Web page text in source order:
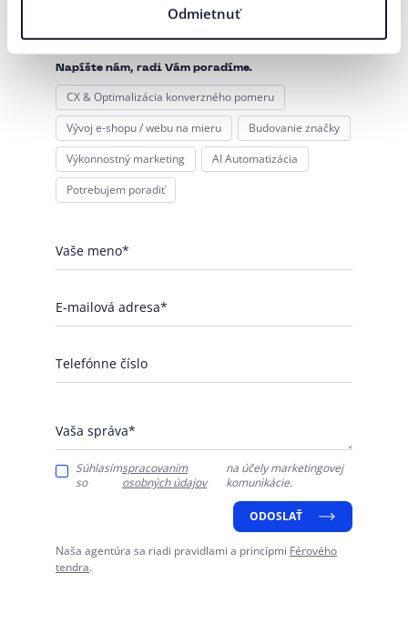
Odmietnuť
Napíšte nám, radi Vám poradíme.
CX & Optimalizácia konverzného pomeru
Vývoj e-shopu / webu na mieru
Budovanie značky
Výkonnostný marketing
AI Automatizácia
Potrebujem poradiť
Vaše meno*
E-mailová adresa*
Telefónne číslo
Vaša správa*
Súhlasím
so
spracovaním
osobných údajov
na účely marketingovej
komunikácie.
ODOSLAŤ
Naša agentúra sa riadi pravidlami a princípmi Férového
tendra.